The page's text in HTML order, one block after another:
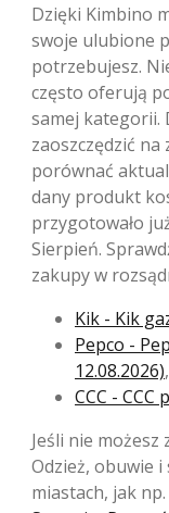
Dzięki Kimbino
swoje ulubione
potrzebujesz.
często oferują
samej kategorii.
zaoszczędzić na
porównać
dany produkt
przygotowało
Sierpień.
zakupy w
Kik - Kik
Pepco -
12.08.2026),
CCC -
Jeśli nie
Odzież, obuwie
miastach, jak np.